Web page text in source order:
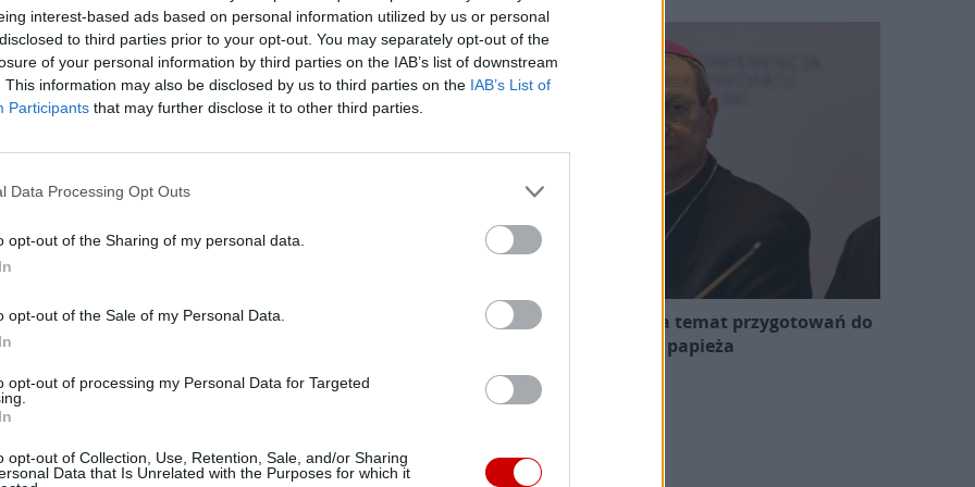
interest-based ads based on personal information utilized by us or personal
to third parties prior to your opt-out. You may separately opt-out of the
of your personal information by third parties on the IAB’s list of downstream
This information may also be disclosed by us to third parties on the IAB’s List of
Participants that may further disclose it to other third parties.
Data Processing Opt Outs
opt-out of the Sharing of my personal data.
opt-out of the Sale of my Personal Data.
opt-out of processing my Personal Data for Targeted
opt-out of Collection, Use, Retention, Sale, and/or Sharing
Data that Is Unrelated with the Purposes for which it
tu dla Ciebie!
z życia Kościoła w Polsce i na świecie.
będzie coraz trudniejsze.
za pośrednictwem serwisu Patronite.
Więcej informacji znajdziesz
Przewodniczący KEP na temat przygotowań do
wizyty papieża